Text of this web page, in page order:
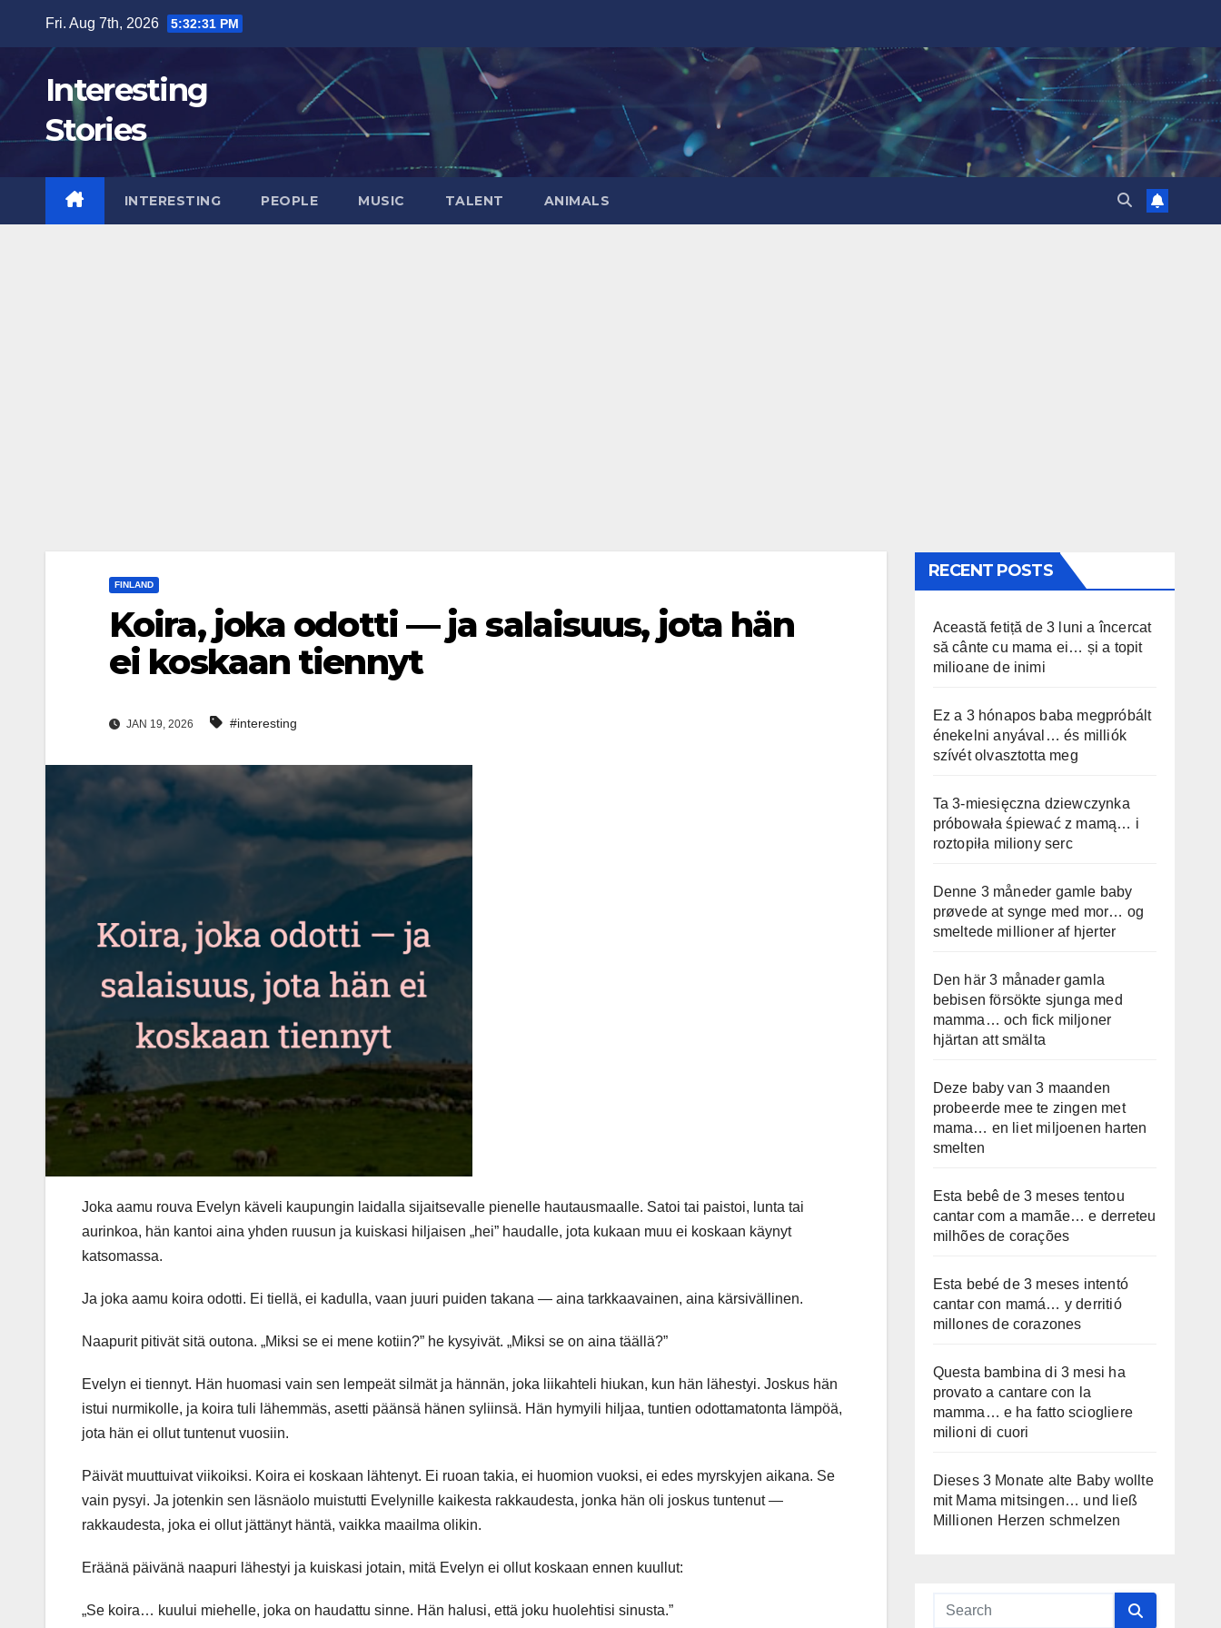
content
Fri. Aug 7th, 2026 5:32:32 PM
Interesting
Stories
INTERESTING PEOPLE MUSIC TALENT ANIMALS
FINLAND
Koira, joka odotti — ja salaisuus, jota hän
ei koskaan tiennyt
JAN 19, 2026 #interesting
Joka aamu rouva Evelyn käveli kaupungin laidalla sijaitsevalle pienelle hautausmaalle. Satoi tai paistoi, lunta tai
aurinkoa, hän kantoi aina yhden ruusun ja kuiskasi hiljaisen „hei” haudalle, jota kukaan muu ei koskaan käynyt
katsomassa.
Ja joka aamu koira odotti. Ei tiellä, ei kadulla, vaan juuri puiden takana — aina tarkkaavainen, aina kärsivällinen.
Naapurit pitivät sitä outona. „Miksi se ei mene kotiin?” he kysyivät. „Miksi se on aina täällä?”
Evelyn ei tiennyt. Hän huomasi vain sen lempeät silmät ja hännän, joka liikahteli hiukan, kun hän lähestyi. Joskus hän
istui nurmikolle, ja koira tuli lähemmäs, asetti päänsä hänen syliinsä. Hän hymyili hiljaa, tuntien odottamatonta lämpöä,
jota hän ei ollut tuntenut vuosiin.
Päivät muuttuivat viikoiksi. Koira ei koskaan lähtenyt. Ei ruoan takia, ei huomion vuoksi, ei edes myrskyjen aikana. Se
vain pysyi. Ja jotenkin sen läsnäolo muistutti Evelynille kaikesta rakkaudesta, jonka hän oli joskus tuntenut —
rakkaudesta, joka ei ollut jättänyt häntä, vaikka maailma olikin.
Eräänä päivänä naapuri lähestyi ja kuiskasi jotain, mitä Evelyn ei ollut koskaan ennen kuullut:
„Se koira… kuului miehelle, joka on haudattu sinne. Hän halusi, että joku huolehtisi sinusta.”
RECENT POSTS
Această fetiță de 3 luni a încercat
să cânte cu mama ei… și a topit
milioane de inimi
Ez a 3 hónapos baba megpróbált
énekelni anyával… és milliók
szívét olvasztotta meg
Ta 3-miesięczna dziewczynka
próbowała śpiewać z mamą… i
roztopiła miliony serc
Denne 3 måneder gamle baby
prøvede at synge med mor… og
smeltede millioner af hjerter
Den här 3 månader gamla
bebisen försökte sjunga med
mamma… och fick miljoner
hjärtan att smälta
Deze baby van 3 maanden
probeerde mee te zingen met
mama… en liet miljoenen harten
smelten
Esta bebê de 3 meses tentou
cantar com a mamãe… e derreteu
milhões de corações
Esta bebé de 3 meses intentó
cantar con mamá… y derritió
millones de corazones
Questa bambina di 3 mesi ha
provato a cantare con la
mamma… e ha fatto sciogliere
milioni di cuori
Dieses 3 Monate alte Baby wollte
mit Mama mitsingen… und ließ
Millionen Herzen schmelzen